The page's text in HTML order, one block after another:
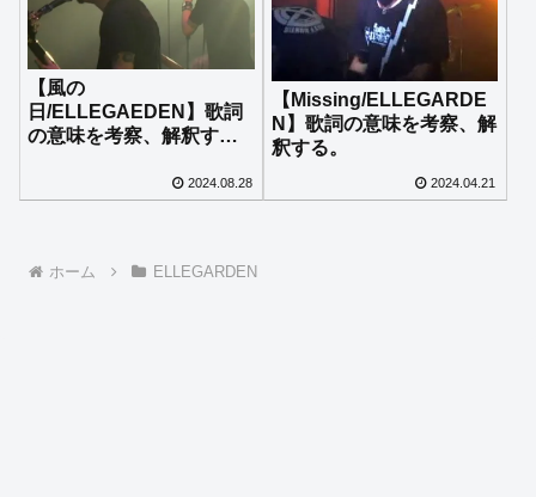
【風の
日/ELLEGAEDEN】歌詞
の意味を考察、解釈す
2024.08.28
【Missing/ELLEGARDE
N】歌詞の意味を考察、解
釈する。
2024.04.21
ホーム ELLEGARDEN